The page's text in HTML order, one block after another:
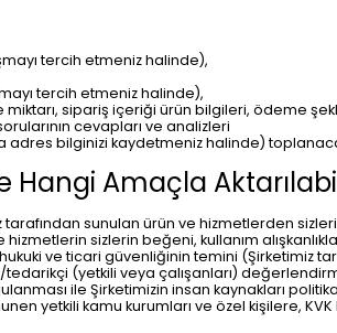
tercih etmeniz halinde),
tercih etmeniz halinde),
sipariş içeriği ürün bilgileri, ödeme
cevapları ve analizleri
bilginizi kaydetmeniz halinde)
Hangi Amaçla
sunulan ürün ve hizmetlerden
sizlerin beğeni, kullanım
ve ticari güvenliğinin temini (Şirketimiz
(yetkili veya çalışanları)
ile Şirketimizin insan kaynakları
yetkili kamu kurumları ve özel kişilere,